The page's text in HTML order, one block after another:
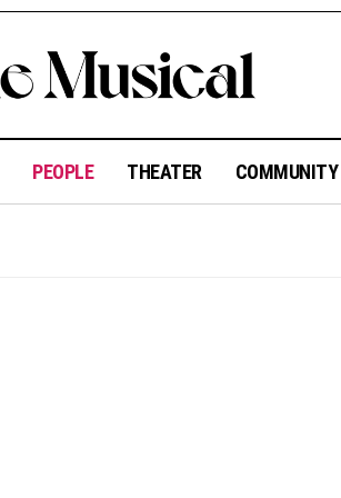
PEOPLE THEATER COMMUNITY